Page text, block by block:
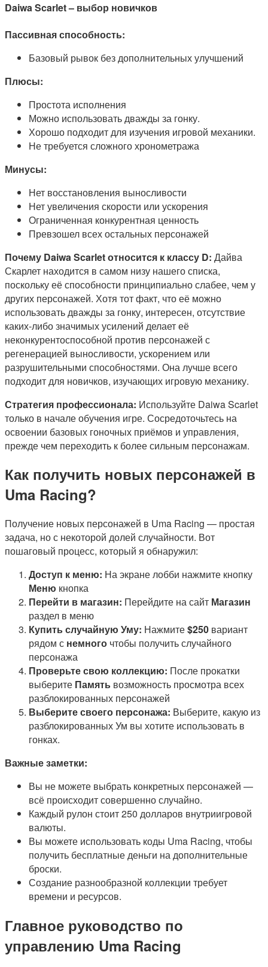
Daiwa Scarlet – выбор новичков
Пассивная способность:
Базовый рывок без дополнительных улучшений
Плюсы:
Простота исполнения
Можно использовать дважды за гонку.
Хорошо подходит для изучения игровой механики.
Не требуется сложного хронометража
Минусы:
Нет восстановления выносливости
Нет увеличения скорости или ускорения
Ограниченная конкурентная ценность
Превзошел всех остальных персонажей
Почему Daiwa Scarlet относится к классу D: Дайва
Скарлет находится в самом низу нашего списка,
поскольку её способности принципиально слабее, чем у
других персонажей. Хотя тот факт, что её можно
использовать дважды за гонку, интересен, отсутствие
каких-либо значимых усилений делает её
неконкурентоспособной против персонажей с
регенерацией выносливости, ускорением или
разрушительными способностями. Она лучше всего
подходит для новичков, изучающих игровую механику.
Стратегия профессионала: Используйте Daiwa Scarlet
только в начале обучения игре. Сосредоточьтесь на
освоении базовых гоночных приёмов и управления,
прежде чем переходить к более сильным персонажам.
Как получить новых персонажей в
Uma Racing?
Получение новых персонажей в Uma Racing — простая
задача, но с некоторой долей случайности. Вот
пошаговый процесс, который я обнаружил:
Доступ к меню: На экране лобби нажмите кнопку
Меню кнопка
Перейти в магазин: Перейдите на сайт Магазин
раздел в меню
Купить случайную Уму: Нажмите$250 вариант
рядом с немного чтобы получить случайного
персонажа
Проверьте свою коллекцию: После прокатки
выберите Память возможность просмотра всех
разблокированных персонажей
Выберите своего персонажа: Выберите, какую из
разблокированных Ум вы хотите использовать в
гонках.
Важные заметки:
Вы не можете выбрать конкретных персонажей —
всё происходит совершенно случайно.
Каждый рулон стоит 250 долларов внутриигровой
валюты.
Вы можете использовать коды Uma Racing, чтобы
получить бесплатные деньги на дополнительные
броски.
Создание разнообразной коллекции требует
времени и ресурсов.
Главное руководство по
управлению Uma Racing